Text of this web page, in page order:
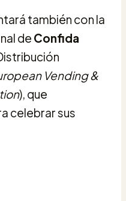
también con la
de Confida
Vending &
), que
celebrar sus